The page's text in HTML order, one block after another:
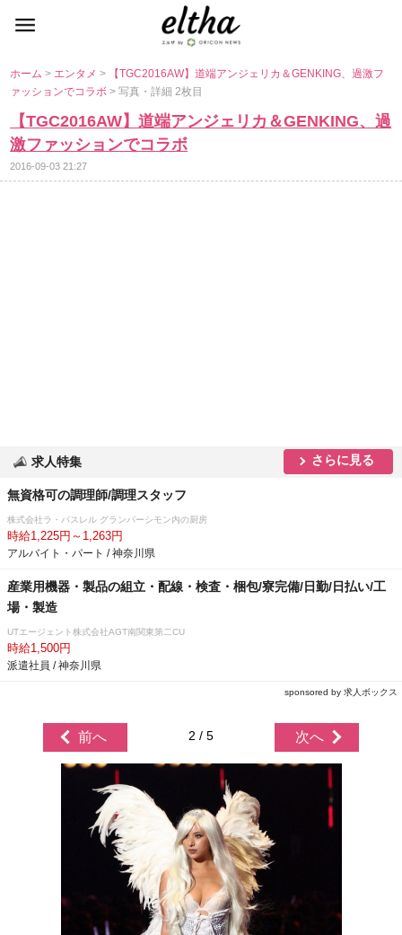
ホーム> エンタメ>
【TGC2016AW】道端アンジェリカ＆GENKING、過激フ
ァッションでコラボ> 写真・詳細 2枚目
【TGC2016AW】道端アンジェリカ＆GENKING、過
激ファッションでコラボ
2016-09-03 21:27
求人特集 さらに見る
無資格可の調理師/調理スタッフ
株式会社ラ・パスレル グランパーシモン内の厨房
時給1,225円～1,263円
アルバイト・パート / 神奈川県
産業用機器・製品の組立・配線・検査・梱包/寮完備/日勤/日払い/工
場・製造
UTエージェント株式会社AGT南関東第二CU
時給1,500円
派遣社員 / 神奈川県
sponsored by 求人ボックス
前へ 2 / 5 次へ